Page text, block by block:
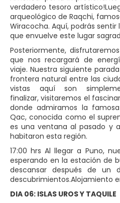
verdadero tesoro
arqueológico de Raqchi,
Wiracocha. Aquí, podrás
que envuelve este lugar
Posteriormente,
que nos recargará de
viaje. Nuestra siguiente
frontera natural entre las
vistas aquí son
finalizar, visitaremos el
donde admiramos la
Qac, conocida como el
es una ventana al pasado y
habitaron esta región.
17:00 hrs Al llegar a Puno,
esperando en la estación de
descansar después de un
descubrimientos.Alojamiento
DIA 06: ISLAS UROS Y TAQUILE